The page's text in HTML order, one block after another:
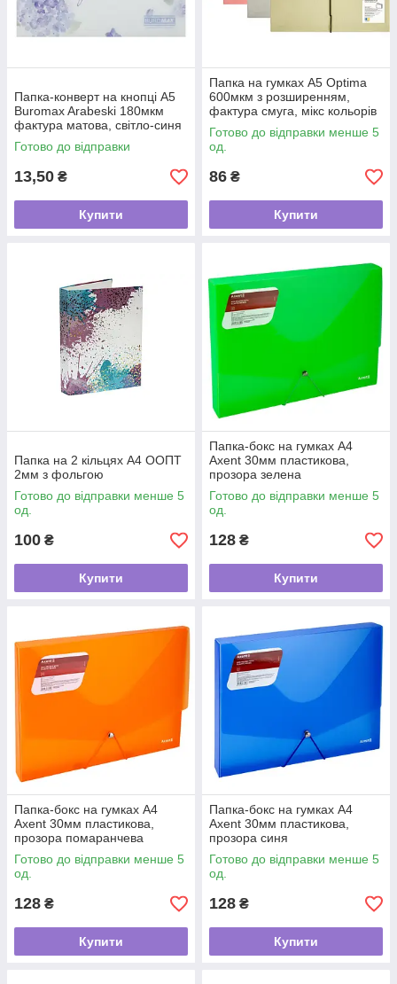
Папка-конверт на кнопці А5
Buromax Arabeski 180мкм
фактура матова, світло-синя
Готово до відправки
13,50 ₴
Купити
Папка на гумках А5 Optima
600мкм з розширенням,
фактура смуга, мікс кольорів
Готово до відправки менше 5
од.
86 ₴
Купити
Папка на 2 кільцях А4 ООПТ
2мм з фольгою
Готово до відправки менше 5
од.
100 ₴
Купити
Папка-бокс на гумках А4
Axent 30мм пластикова,
прозора зелена
Готово до відправки менше 5
од.
128 ₴
Купити
Папка-бокс на гумках А4
Axent 30мм пластикова,
прозора помаранчева
Готово до відправки менше 5
од.
128 ₴
Купити
Папка-бокс на гумках А4
Axent 30мм пластикова,
прозора синя
Готово до відправки менше 5
од.
128 ₴
Купити